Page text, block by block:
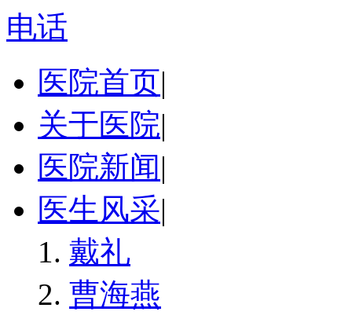
电话
医院首页|
关于医院|
医院新闻|
医生风采|
戴礼
曹海燕